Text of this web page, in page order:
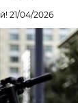
21/04/2026